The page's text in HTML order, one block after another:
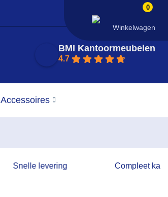
0
Winkelwagen
BMI Kantoormeubelen
4.7
Accessoires
Snelle levering Compleet